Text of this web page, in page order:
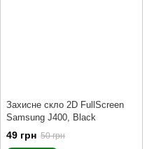
Захисне скло 2D FullScreen
Samsung J400, Black
49 грн 50 грн